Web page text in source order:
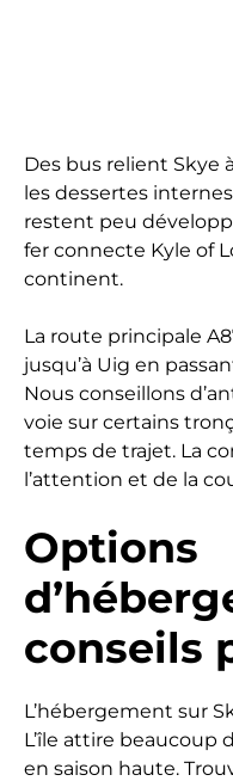
Des bus relient Skye
les dessertes
restent peu
fer connecte Kyle of
continent.
La route principale
jusqu’à Uig en
Nous conseillons
voie sur certains
temps de trajet. La
l’attention et de la
Options
conseils
L’hébergement sur
L’île attire beaucoup
en saison haute.